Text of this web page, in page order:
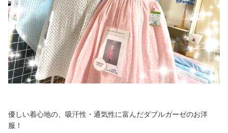
優しい着心地の、吸汗性・通気性に富んだダブルガーゼのお洋
服！